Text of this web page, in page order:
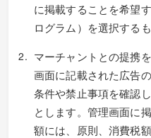
に掲載することを希望
ログラム）を選択する
マーチャントとの提携
画面に記載された広告
条件や禁止事項を確認
とします。管理画面に
額には、原則、消費税